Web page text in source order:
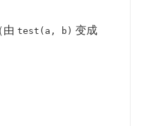
test(a, b) 变成